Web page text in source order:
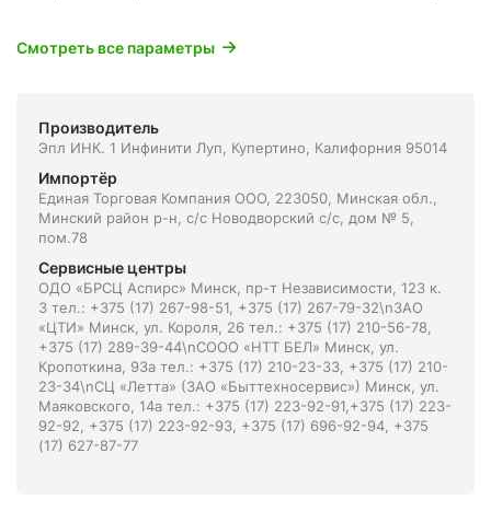
Смотреть все параметры
Производитель
Эпл ИНК. 1 Инфинити Луп, Купертино, Калифорния 95014
Импортёр
Единая Торговая Компания ООО, 223050, Минская обл.,
Минский район р-н, с/с Новодворский с/с, дом № 5,
пом.78
Сервисные центры
ОДО «БРСЦ Аспирс» Минск, пр-т Независимости, 123 к.
3 тел.: +375 (17) 267-98-51, +375 (17) 267-79-32\nЗАО
«ЦТИ» Минск, ул. Короля, 26 тел.: +375 (17) 210-56-78,
+375 (17) 289-39-44\nСООО «НТТ БЕЛ» Минск, ул.
Кропоткина, 93а тел.: +375 (17) 210-23-33, +375 (17) 210-
23-34\nСЦ «Летта» (ЗАО «Быттехносервис») Минск, ул.
Маяковского, 14а тел.: +375 (17) 223-92-91,+375 (17) 223-
92-92, +375 (17) 223-92-93, +375 (17) 696-92-94, +375
(17) 627-87-77